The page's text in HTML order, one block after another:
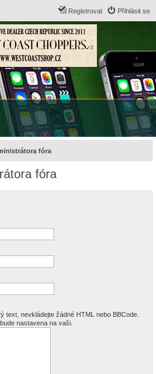
Přihlásit se
Registrovat
fóra
fóra
text, nevkládejte žádné HTML nebo BBCode.
nastavena na vaši.